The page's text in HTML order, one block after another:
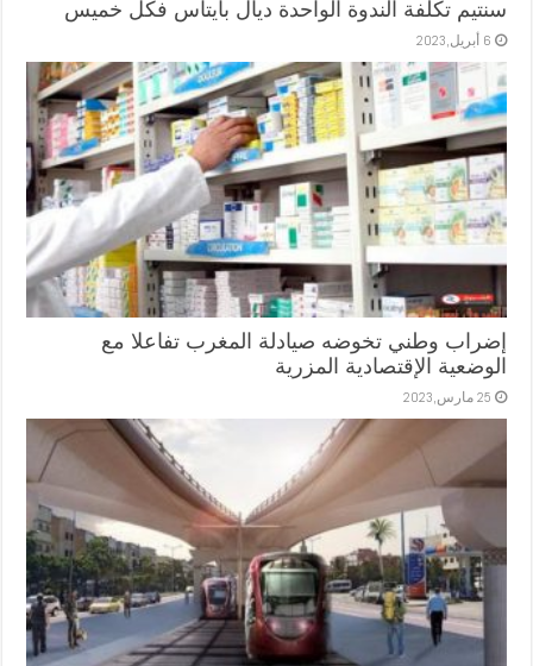
سنتيم تكلفة الندوة الواحدة ديال بايتاس فكل خميس
6 أبريل,2023
إضراب وطني تخوضه صيادلة المغرب تفاعلا مع
الوضعية الإقتصادية المزرية
25 مارس,2023